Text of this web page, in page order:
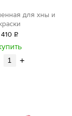
для хны и
410 Р
уб.
+